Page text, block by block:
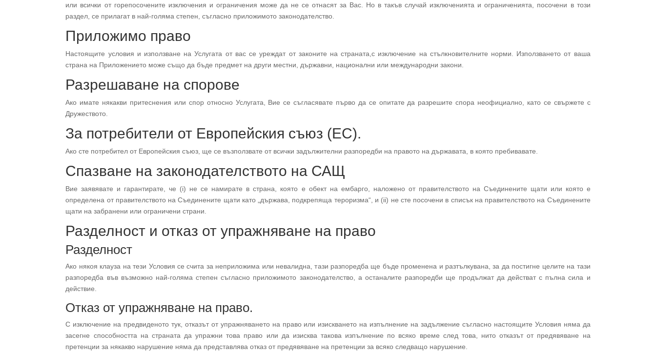
или всички от горепосочените изключения и ограничения може да не се отнасят за Вас. Но в такъв случай изключенията и ограниченията, посочени в този
раздел, се прилагат в най-голяма степен, съгласно приложимото законодателство.
Приложимо право
Настоящите условия и използване на Услугата от вас се уреждат от законите на страната,с изключение на стълкновителните норми. Използването от ваша
страна на Приложението може също да бъде предмет на други местни, държавни, национални или международни закони.
Разрешаване на спорове
Ако имате някакви притеснения или спор относно Услугата, Вие се съгласявате първо да се опитате да разрешите спора неофициално, като се свържете с
Дружеството.
За потребители от Европейския съюз (ЕС).
Ако сте потребител от Европейския съюз, ще се възползвате от всички задължителни разпоредби на правото на държавата, в която пребивавате.
Спазване на законодателството на САЩ
Вие заявявате и гарантирате, че (i) не се намирате в страна, която е обект на ембарго, наложено от правителството на Съединените щати или която е
определена от правителството на Съединените щати като „държава, подкрепяща тероризма“, и (ii) не сте посочени в списък на правителството на Съединените
щати на забранени или ограничени страни.
Разделност и отказ от упражняване на право
Разделност
Ако някоя клауза на тези Условия се счита за неприложима или невалидна, тази разпоредба ще бъде променена и разтълкувана, за да постигне целите на тази
разпоредба във възможно най-голяма степен съгласно приложимото законодателство, а останалите разпоредби ще продължат да действат с пълна сила и
действие.
Отказ от упражняване на право.
С изключение на предвиденото тук, отказът от упражняването на право или изискването на изпълнение на задължение съгласно настоящите Условия няма да
засегне способността на страната да упражни това право или да изисква такова изпълнение по всяко време след това, нито отказът от предявяване на
претенции за някакво нарушение няма да представлява отказ от предявяване на претенции за всяко следващо нарушение.